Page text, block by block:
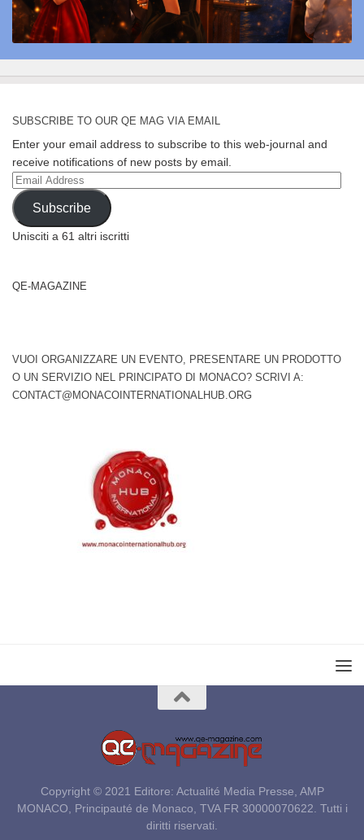
SUBSCRIBE TO OUR QE MAG VIA EMAIL
Enter your email address to subscribe to this web-journal and
receive notifications of new posts by email.
Email
Address
Subscribe
Unisciti a 61 altri iscritti
QE-MAGAZINE
VUOI ORGANIZZARE UN EVENTO, PRESENTARE UN PRODOTTO
O UN SERVIZIO NEL PRINCIPATO DI MONACO? SCRIVI A:
CONTACT@MONACOINTERNATIONALHUB.ORG
Copyright © 2021 Editore: Actualité Media Presse, AMP
MONACO, Principauté de Monaco, TVA FR 30000070622. Tutti i
diritti riservati.